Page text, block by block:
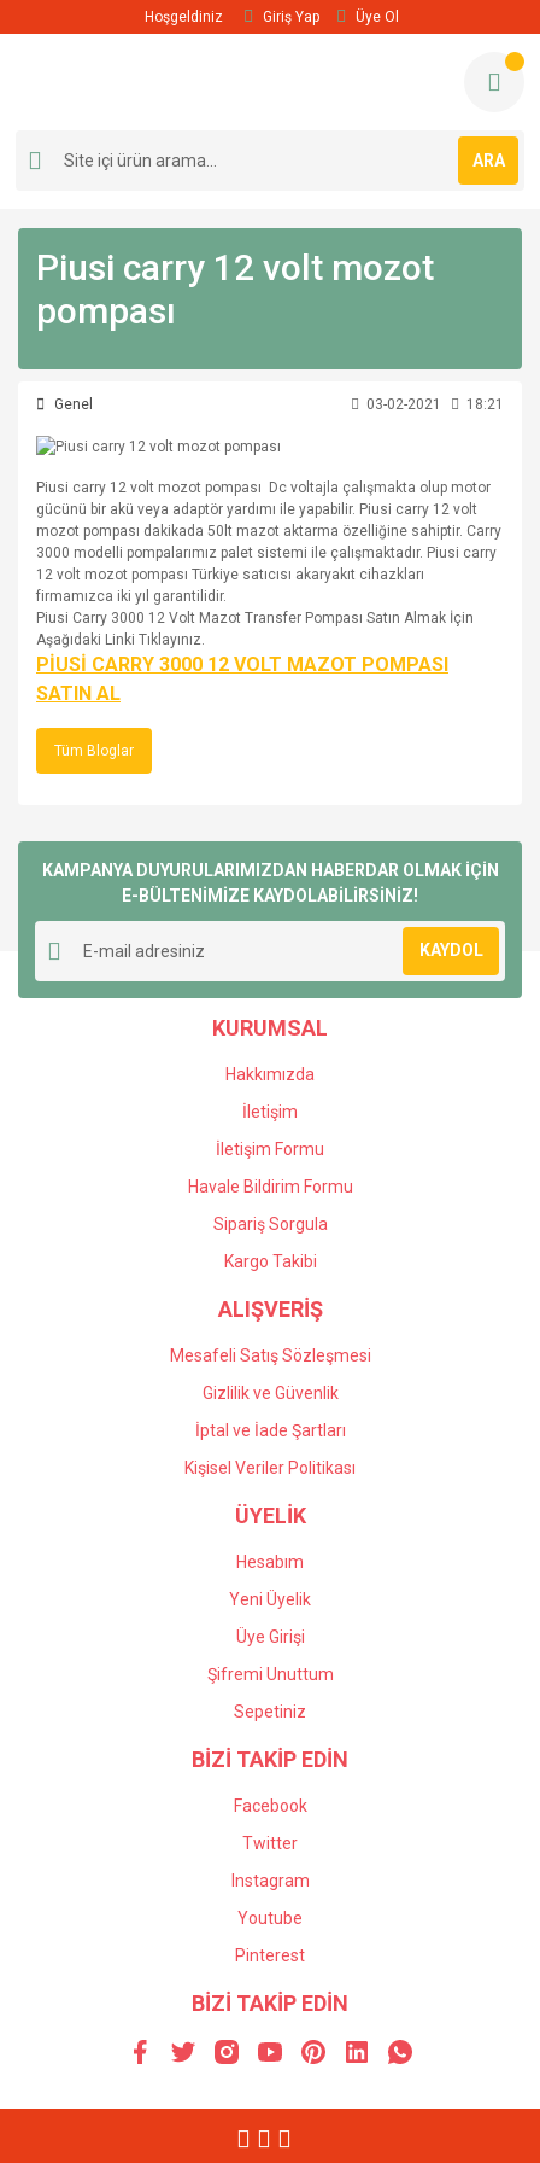
Hoşgeldiniz Giriş Yap Üye Ol
ARA
Piusi carry 12 volt mozot
pompası
Genel 03-02-2021 18:21
Piusi carry 12 volt mozot pompası Dc voltajla çalışmakta olup motor
gücünü bir akü veya adaptör yardımı ile yapabilir. Piusi carry 12 volt
mozot pompası dakikada 50lt mazot aktarma özelliğine sahiptir. Carry
3000 modelli pompalarımız palet sistemi ile çalışmaktadır. Piusi carry
12 volt mozot pompası Türkiye satıcısı akaryakıt cihazkları
firmamızca iki yıl garantilidir.
Piusi Carry 3000 12 Volt Mazot Transfer Pompası Satın Almak İçin
Aşağıdaki Linki Tıklayınız.
PİUSİ CARRY 3000 12 VOLT MAZOT POMPASI
SATIN AL
Tüm Bloglar
KAMPANYA DUYURULARIMIZDAN HABERDAR OLMAK İÇİN
E-BÜLTENİMİZE KAYDOLABİLİRSİNİZ!
KAYDOL
KURUMSAL
Hakkımızda
İletişim
İletişim Formu
Havale Bildirim Formu
Sipariş Sorgula
Kargo Takibi
ALIŞVERİŞ
Mesafeli Satış Sözleşmesi
Gizlilik ve Güvenlik
İptal ve İade Şartları
Kişisel Veriler Politikası
ÜYELİK
Hesabım
Yeni Üyelik
Üye Girişi
Şifremi Unuttum
Sepetiniz
BİZİ TAKİP EDİN
Facebook
Twitter
Instagram
Youtube
Pinterest
BİZİ TAKİP EDİN